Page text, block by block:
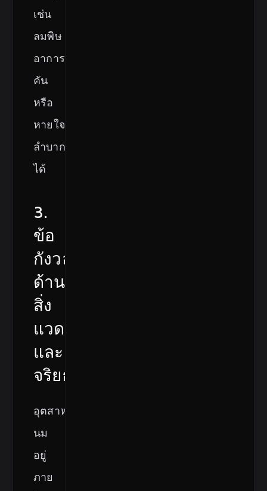
เช่น
ลมพิษ
อาการ
คัน
หรือ
หายใจ
ลำบาก
ได้
3.
ข้อ
กังวล
ด้าน
สิ่ง
แวดล้อม
และ
จริยธรรม
อุตสาหกรรม
นม
อยู่
ภาย